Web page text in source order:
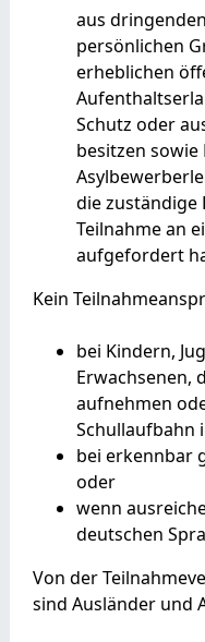
aus
persönlichen
erheblichen
Schutz oder
besitzen sowie
die zuständige
Teilnahme an
aufgefordert
Kein
bei Kindern,
Erwachsenen,
aufnehmen
Schullaufbahn
bei erkennbar
oder
wenn
deutschen
Von der
sind Ausländer und